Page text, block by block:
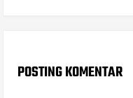
POSTING KOMENTAR